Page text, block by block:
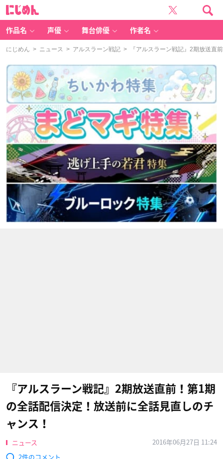
作品名 声優 舞台俳優 作者名
にじめん > ニュース > アルスラーン戦記 > 『アルスラーン戦記』2期放送直
『アルスラーン戦記』2期放送直前！第1期
の全話配信決定！放送前に全話見直しのチ
ャンス！
ニュース
2016年06月27日 11:24
2